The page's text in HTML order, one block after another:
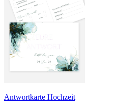
Antwortkarte Hochzeit